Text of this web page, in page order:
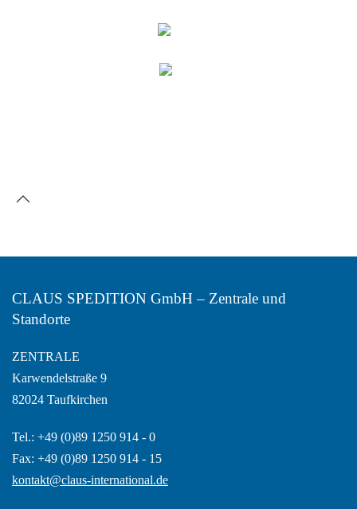
CLAUS SPEDITION GmbH – Zentrale und
Standorte
ZENTRALE
Karwendelstraße 9
82024 Taufkirchen
Tel.: +49 (0)89 1250 914 - 0
Fax: +49 (0)89 1250 914 - 15
kontakt@claus-international.de